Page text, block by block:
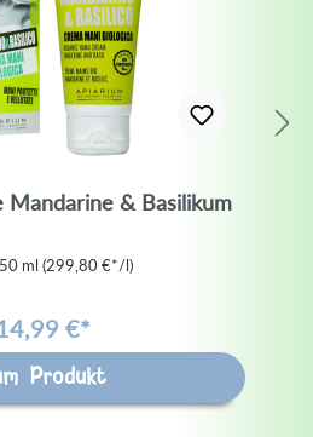
Mandarine & Basilikum
50 ml (299,80 €*/l)
€*
Produkt